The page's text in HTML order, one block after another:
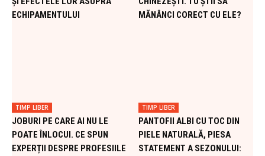
ECHIPAMENTULUI
MĂNÂNCI CORECT CU ELE?
TIMP LIBER
JOBURI PE CARE AI NU LE
POATE ÎNLOCUI. CE SPUN
EXPERȚII DESPRE PROFESIILE
TIMP LIBER
PANTOFII ALBI CU TOC DIN
PIELE NATURALĂ, PIESA
STATEMENT A SEZONULUI: